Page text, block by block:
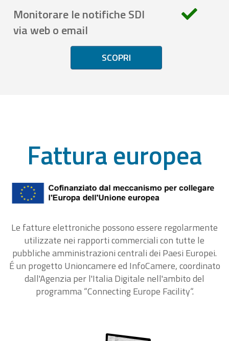
Monitorare le notifiche SDI
via web o email
SCOPRI
Fattura europea
Le fatture elettroniche possono essere regolarmente
utilizzate nei rapporti commerciali con tutte le
pubbliche amministrazioni centrali dei Paesi Europei.
É un progetto Unioncamere ed InfoCamere, coordinato
dall'Agenzia per l'Italia Digitale nell'ambito del
programma “Connecting Europe Facility“.